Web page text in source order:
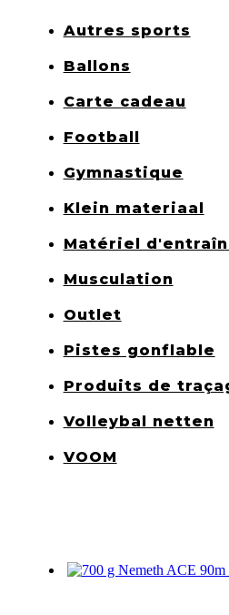
Autres sports
Ballons
Carte cadeau
Football
Gymnastique
Klein materiaal
Matériel
Musculation
Outlet
Pistes gonflable
Produits de
Volleybal netten
VOOM